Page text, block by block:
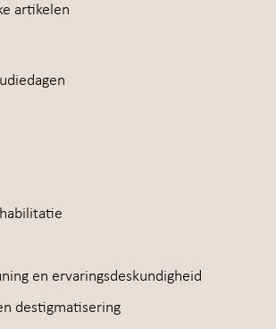
artikelen
en ervaringsdeskundigheid
destigmatisering